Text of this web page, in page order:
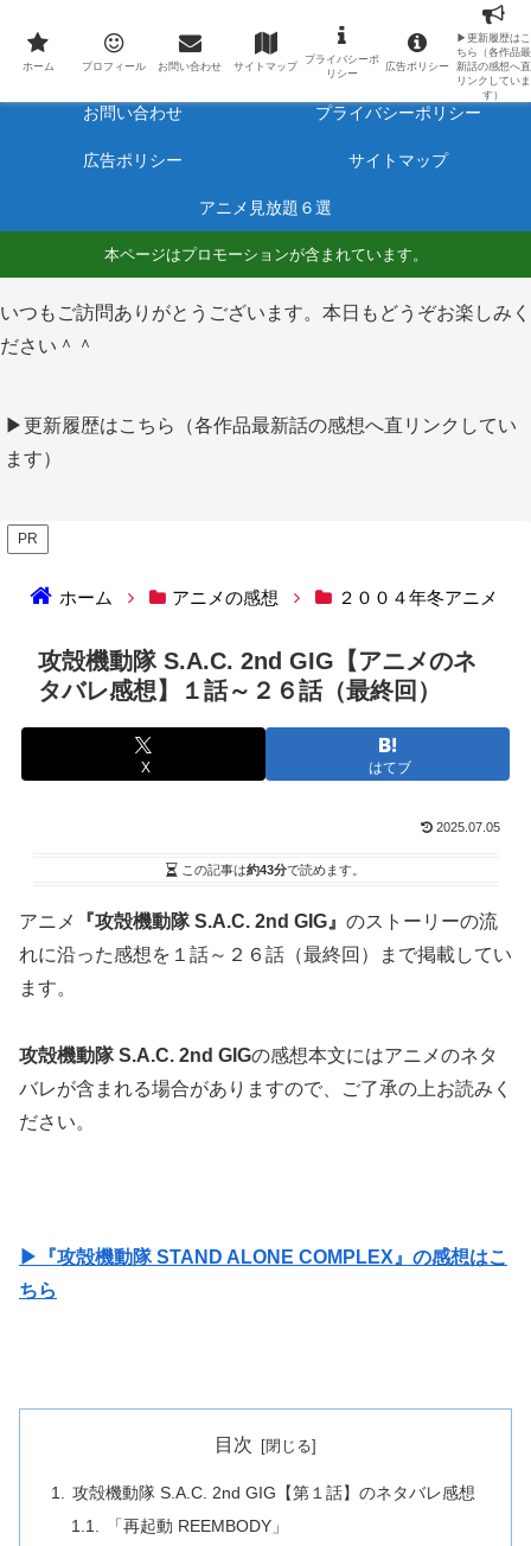
最新アニメのあらすじと感想をネタバレ有りで毎日更新しています。
ホーム プロフィール
お問い合わせ プライバシーポリシー
広告ポリシー サイトマップ
アニメ見放題６選
本ページはプロモーションが含まれています。
いつもご訪問ありがとうございます。本日もどうぞお楽しみく
ださい＾＾
▶更新履歴はこちら（各作品最新話の感想へ直リンクしてい
ます）
PR
ホーム アニメの感想 ２００４年冬アニメ
攻殻機動隊 S.A.C. 2nd GIG【アニメのネ
タバレ感想】１話～２６話（最終回）
X はてブ
2025.07.05
この記事は約43分で読めます。
アニメ 『攻殻機動隊 S.A.C. 2nd GIG』 のストーリーの流
れに沿った感想を１話～２６話（最終回）まで掲載してい
ます。
攻殻機動隊 S.A.C. 2nd GIGの感想本文にはアニメのネタ
バレが含まれる場合がありますので、ご了承の上お読みく
ださい。
▶『攻殻機動隊 STAND ALONE COMPLEX』の感想はこ
ちら
目次
攻殻機動隊 S.A.C. 2nd GIG【第１話】のネタバレ感想
「再起動 REEMBODY」
ホーム プロフィール お問い合わせ サイトマップ
プライバシーポ
リシー
広告ポリシー
▶更新履歴はこ
ちら（各作品最
新話の感想へ直
リンクしていま
す）